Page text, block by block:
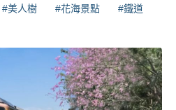
#美人樹 #花海景點 #鐵道